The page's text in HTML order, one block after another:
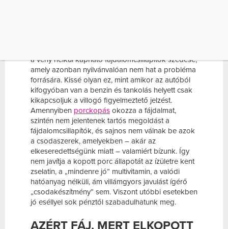
a vény nélkül kapható fájdalomcsillapítók szedése,
amely azonban nyilvánvalóan nem hat a probléma
forrására. Kissé olyan ez, mint amikor az autóból
kifogyóban van a benzin és tankolás helyett csak
kikapcsoljuk a villogó figyelmeztető jelzést.
Amennyiben porckopás okozza a fájdalmat,
szintén nem jelentenek tartós megoldást a
fájdalomcsillapítók, és sajnos nem válnak be azok
a csodaszerek, amelyekben – akár az
elkeseredettségünk miatt – valamiért bízunk. Így
nem javítja a kopott porc állapotát az ízületre kent
zselatin, a „mindenre jó” multivitamin, a valódi
hatóanyag nélküli, ám villámgyors javulást ígérő
„csodakészítmény” sem. Viszont utóbbi esetekben
jó eséllyel sok pénztől szabadulhatunk meg.
AZÉRT FÁJ, MERT ELKOPOTT